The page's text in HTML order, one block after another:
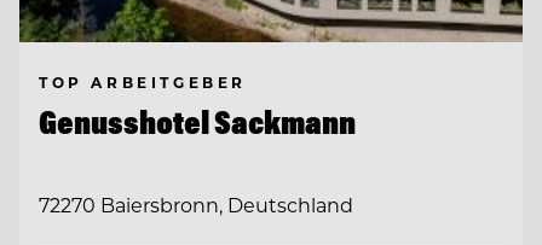
TOP ARBEITGEBER
Genusshotel Sackmann
72270 Baiersbronn, Deutschland